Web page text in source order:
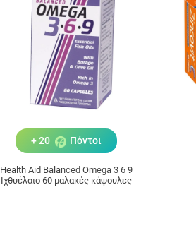
+ 20 Πόντοι
Health Aid Balanced Omega 3 6 9
Ιχθυέλαιο 60 μαλακές κάψουλες